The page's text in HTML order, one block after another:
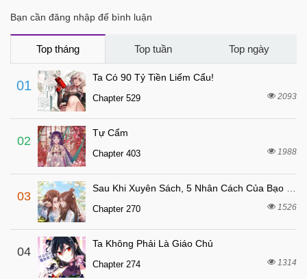
Bạn cần đăng nhập để bình luận
Top tháng Top tuần Top ngày
01
Ta Có 90 Tỷ Tiền Liếm Cẩu!
Chapter 529 2093
02
Tự Cẩm
Chapter 403 1988
03
Chapter 270 1526
04
Ta Không Phải Là Giáo Chủ
Chapter 274 1314